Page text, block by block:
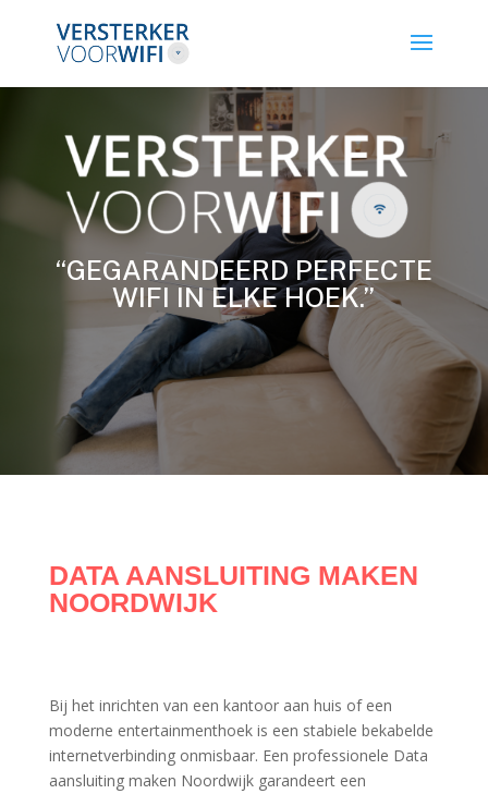
“GEGARANDEERD PERFECTE
WIFI IN ELKE HOEK.”
DATA AANSLUITING MAKEN
NOORDWIJK
Bij het inrichten van een kantoor aan huis of een
moderne entertainmenthoek is een stabiele bekabelde
internetverbinding onmisbaar. Een professionele Data
aansluiting maken Noordwijk garandeert een